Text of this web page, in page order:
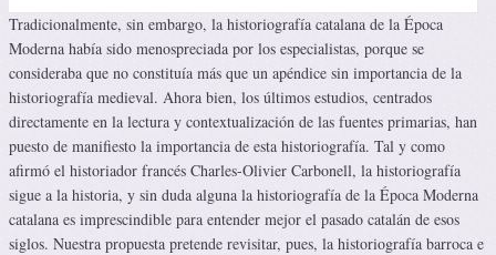
Tradicionalmente, sin embargo, la historiografía catalana de la Época
Moderna había sido menospreciada por los especialistas, porque se
consideraba que no constituía más que un apéndice sin importancia de la
historiografía medieval. Ahora bien, los últimos estudios, centrados
directamente en la lectura y contextualización de las fuentes primarias, han
puesto de manifiesto la importancia de esta historiografía. Tal y como
afirmó el historiador francés Charles-Olivier Carbonell, la historiografía
sigue a la historia, y sin duda alguna la historiografía de la Época Moderna
catalana es imprescindible para entender mejor el pasado catalán de esos
siglos. Nuestra propuesta pretende revisitar, pues, la historiografía barroca e